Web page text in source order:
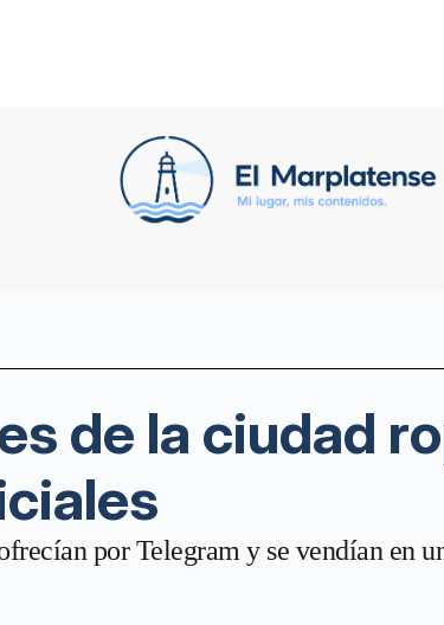
de la ciudad
por Telegram y se vendían en